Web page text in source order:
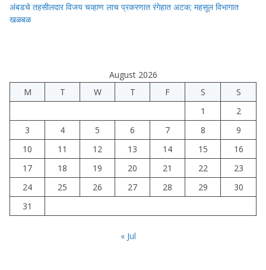
अंबडचे तहसीलदार विजय चव्हाण लाच प्रकरणात रंगेहात अटक; महसूल विभागात
खळबळ
August 2026
M
T W T F S
S
1
2
3
4 5 6 7 8
9
10
11 12 13 14 15
16
17
18 19 20 21 22
23
24
25 26 27 28 29
30
31
« Jul